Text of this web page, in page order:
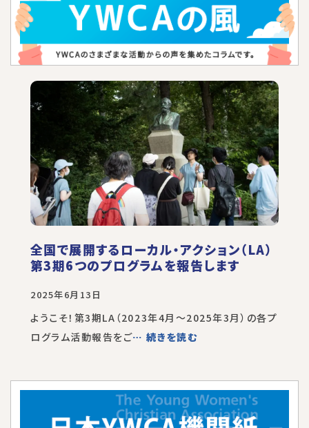
全国で展開するローカル・アクション（LA）
第3期6つのプログラムを報告します
2025年6月13日
ようこそ！第3期LA（2023年4月～2025年3月）の各プ
ログラム活動報告をご… 続きを読む